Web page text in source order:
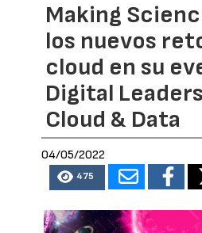
Making
los nuevos
cloud en su
Digital
Cloud & Data
04/05/2022
475